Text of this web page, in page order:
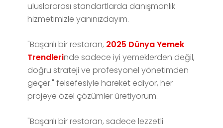
uluslararası standartlarda danışmanlık
hizmetimizle yanınızdayım.
"Başarılı bir restoran, 2025 Dünya Yemek
Trendlerinde sadece iyi yemeklerden değil,
doğru strateji ve profesyonel yönetimden
geçer." felsefesiyle hareket ediyor, her
projeye özel çözümler üretiyorum.
"Başarılı bir restoran, sadece lezzetli